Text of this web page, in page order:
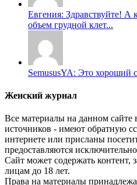
Евгения: Здравствуйте! А
объем грудной клет...
SemususYA: Это хороший
Женский журнал
Все материалы на данном сайте
источников - имеют обратную
интернете или присланы
предоставляются
Сайт может содержать контент,
лицам до 18 лет.
Права на материалы